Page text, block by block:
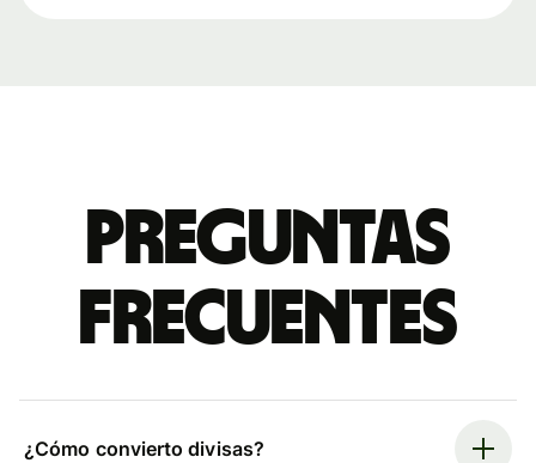
Preguntas
frecuentes
¿Cómo convierto divisas?